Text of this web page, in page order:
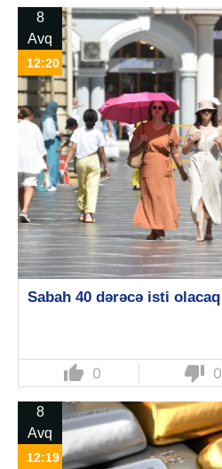
8
Avq
12:20
Sabah 40 dərəcə isti olacaq
thumb_up 0 thumb_down 0
8
Avq
12:19